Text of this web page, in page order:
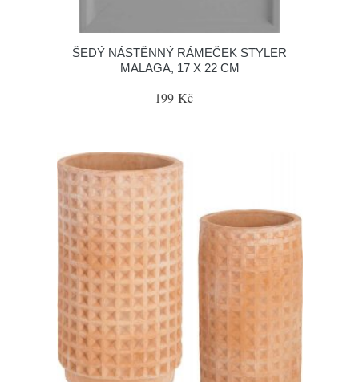
ŠEDÝ NÁSTĚNNÝ RÁMEČEK STYLER
MALAGA, 17 X 22 CM
199 Kč